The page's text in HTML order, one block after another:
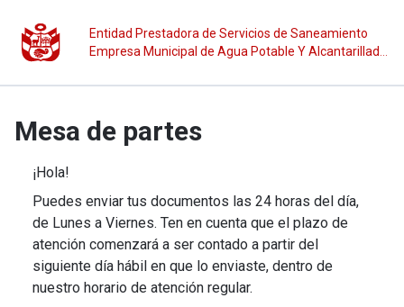
Entidad Prestadora de Servicios de Saneamiento
Empresa Municipal de Agua Potable Y Alcantarillado
Mesa de partes
¡Hola!
Puedes enviar tus documentos las 24 horas del día,
de Lunes a Viernes. Ten en cuenta que el plazo de
atención comenzará a ser contado a partir del
siguiente día hábil en que lo enviaste, dentro de
nuestro horario de atención regular.